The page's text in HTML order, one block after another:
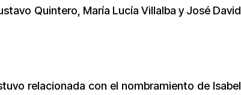
Quintero, María Lucía Villalba y José David
relacionada con el nombramiento de Isabel